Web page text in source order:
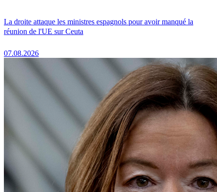
La droite attaque les ministres espagnols pour avoir manqué la
réunion de l'UE sur Ceuta
07.08.2026